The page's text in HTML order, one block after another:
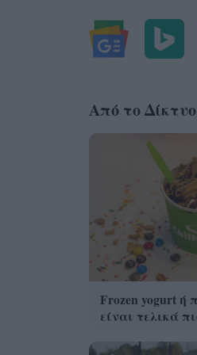
Από το Δίκτυο
Frozen yogurt ή
είναι τελικά